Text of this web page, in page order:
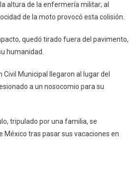
altura de la enfermería militar; al
de la moto provocó esta colisión.
quedó tirado fuera del pavimento,
humanidad.
Municipal llegaron al lugar del
a un nosocomio para su
tripulado por una familia, se
México tras pasar sus vacaciones en